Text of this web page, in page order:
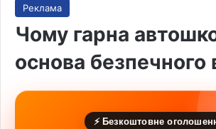
Реклама
Чому гарна
основа безпечного
⚡ Безкоштовне